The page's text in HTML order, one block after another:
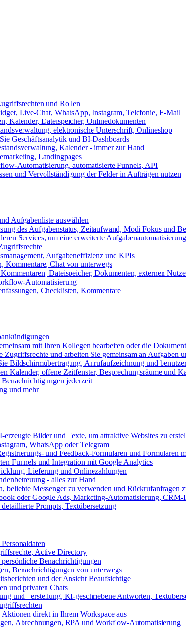
und Rollen
Live-Chat, WhatsApp, Instagram, Telefonie, E-Mail
Kalender, Dateispeicher, Onlinedokumenten
elektronische Unterschrift, Onlineshop
Geschäftsanalytik und BI-Dashboards
Kalender - immer zur Hand
Landingpages
Automatisierung, automatisierte Funnels, API
und Vervollständigung der Felder in Aufträgen nutzen
Aufgabenliste auswählen
des Aufgabenstatus, Zeitaufwand, Modi Fokus und
Services, um eine erweiterte
Aufgabeneffizienz und KPIs
Kommentare, Chat von unterwegs
Dateispeicher, Dokumenten, externen
Automatisierung
Checklisten, Kommentare
mit Ihren Kollegen bearbeiten oder die
und arbeiten Sie gemeinsam an Aufgaben
Bildschirmübertragung, Anrufaufzeichnung und
Kalender, offene Zeitfenster, Besprechungsräume und
jederzeit
und mehr
Bilder und Texte, um attraktive Websites zu
WhatsApp oder Telegram
und Feedback-Formularen und Formularen
Funnels und Integration mit Google Analytics
Lieferung und Onlinezahlungen
- alles zur Hand
Messenger zu verwenden und Rückrufanfragen
oder Google Ads, Marketing-Automatisierung, CRM-
Prompts, Textübersetzung
Active Directory
Benachrichtigungen
Benachrichtigungen von unterwegs
und der Ansicht Beaufsichtige
und privaten Chats
und –erstellung, KI-geschriebene Antworten,
direkt in Ihrem Workspace aus
Abrechnungen, RPA und Workflow-Automatisierung